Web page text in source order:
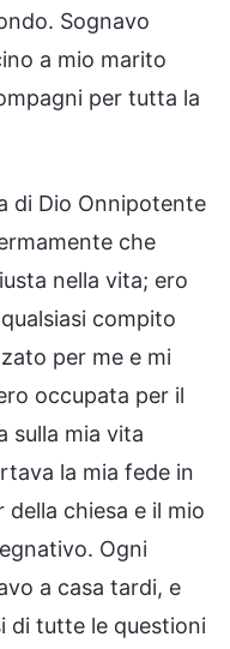
Sognavo
a mio marito
per tutta la
di Dio Onnipotente
che
nella vita; ero
compito
per me e mi
occupata per il
sulla mia vita
la mia fede in
chiesa e il mio
Ogni
a casa tardi, e
di tutte le questioni